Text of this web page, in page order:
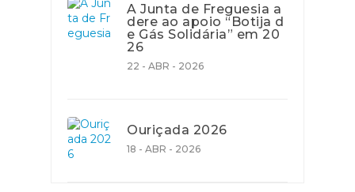
A Junta de Freguesia a
dere ao apoio “Botija d
e Gás Solidária” em 20
26
22 - ABR - 2026
Ouriçada 2026
18 - ABR - 2026